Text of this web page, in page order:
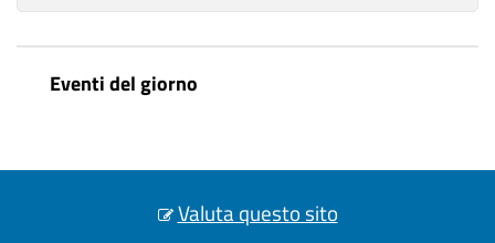
Eventi del giorno
Valuta questo sito